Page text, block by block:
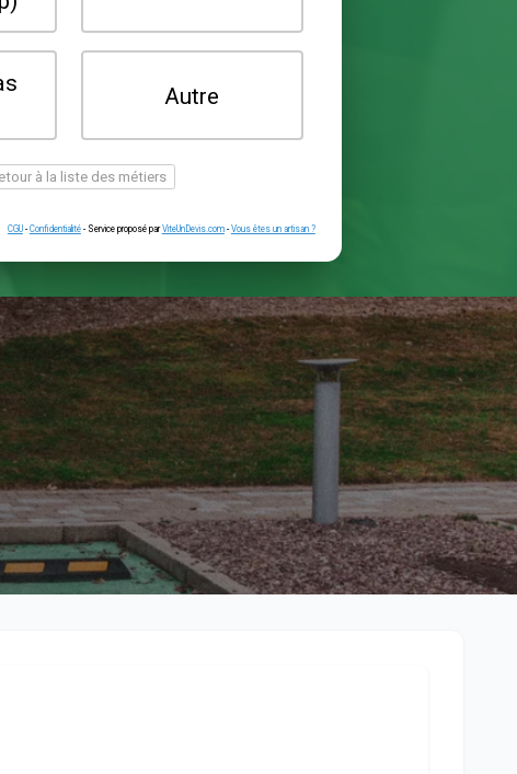
Une prise renforcée
(type greenup)
Je ne sais pas
Retour à la liste des métiers
Confidentialité - Service proposé par ViteUnDevis.com-